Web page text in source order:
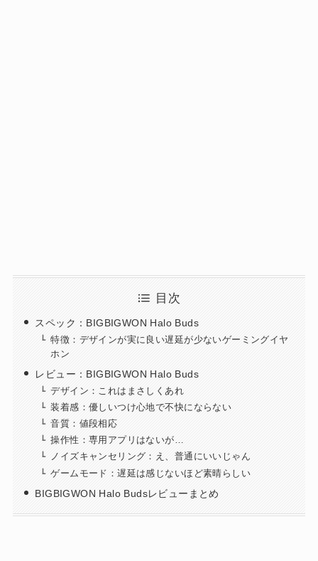
目次
スペック：BIGBIGWON Halo Buds
特徴：デザインが実に良い遅延が少ないゲーミングイヤ
ホン
レビュー：BIGBIGWON Halo Buds
デザイン：これはまさしくあれ
装着感：優しいつけ心地で不快にならない
音質：値段相応
操作性：専用アプリはないが…
ノイズキャンセリング：え、普通にいいじゃん
ゲームモード：遅延は感じないほど素晴らしい
BIGBIGWON Halo Budsレビューまとめ